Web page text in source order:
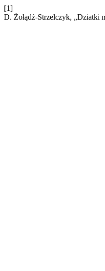
[1]
D. Żołądź-Strzelczyk, „Dziatki